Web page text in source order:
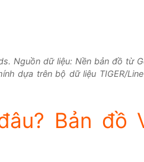
Nguồn dữ liệu: Nền bản đồ từ
dựa trên bộ dữ liệu TIGER/
Bản đồ